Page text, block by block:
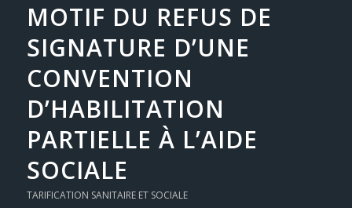
MOTIF DU REFUS DE
SIGNATURE D’UNE
CONVENTION
D’HABILITATION
PARTIELLE À L’AIDE
SOCIALE
TARIFICATION SANITAIRE ET SOCIALE